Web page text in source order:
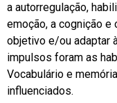
a autorregulação,
emoção, a cognição e
objetivo e/ou adaptar
impulsos foram as
Vocabulário e
influenciados.